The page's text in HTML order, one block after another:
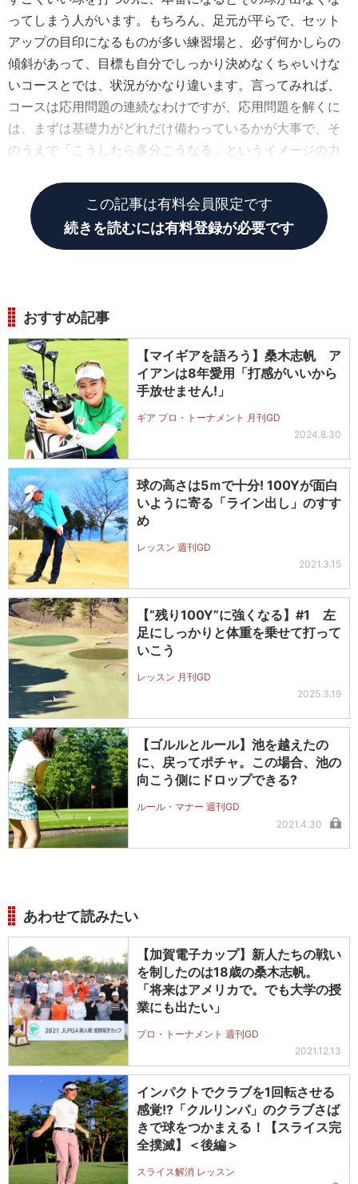
ってしまう人がいます。もちろん、足元が平らで、セット
アップの目印になるものが多い練習場と、必ず何かしらの
傾斜があって、目標も自分でしっかり決めなくちゃいけな
いコースとでは、状況がかなり違います。言ってみれば、
コースは応用問題の連続なわけですが、応用問題を解くに
は、まずは基礎力がどれだけ備わっているかが大事で、そ
のうえで「こうしたら多分こうなる」というイメージの力
この記事は有料会員限定です
続きを読むには有料登録が必要です
おすすめ記事
【マイギアを語ろう】桑木志帆 ア
イアンは8年愛用「打感がいいから
手放せません!」
ギア プロ・トーナメント 月刊GD
2024.8.30
球の高さは5ｍで十分! 100Yが面白
いように寄る「ライン出し」のすす
め
レッスン 週刊GD
2021.3.15
【“残り100Y”に強くなる】#1 左
足にしっかりと体重を乗せて打って
いこう
レッスン 月刊GD
2025.3.19
【ゴルルとルール】池を越えたの
に、戻ってポチャ。この場合、池の
向こう側にドロップできる?
ルール・マナー 週刊GD
2021.4.30
あわせて読みたい
【加賀電子カップ】新人たちの戦い
を制したのは18歳の桑木志帆。
「将来はアメリカで。でも大学の授
業にも出たい」
プロ・トーナメント 週刊GD
2021.12.13
インパクトでクラブを1回転させる
感覚!?「クルリンパ」のクラブさば
きで球をつかまえる！【スライス完
全撲滅】＜後編＞
スライス解消 レッスン